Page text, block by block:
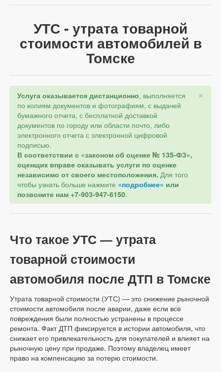
УТС - утрата товарной
стоимости автомобилей в
Томске
×
Услуга оказывается дистанционно, выполняется
по копиям документов и фотографиям, с выдачей
бумажного отчета, с бесплатной доставкой
документов по городу или области почто, либо
электронного отчета с электронной цифровой
подписью.
В соответствии с «законом об оценке № 135-ФЗ»,
оценщик вправе оказывать услуги по оценке
независимо от своего местоположения. Для того
чтобы узнать больше нажмите «подробнее» или
позвоните нам +7-903-947-6150.
Что такое УТС — утрата
товарной стоимости
автомобиля после ДТП в Томске
Утрата товарной стоимости (УТС) — это снижение рыночной
стоимости автомобиля после аварии, даже если все
повреждения были полностью устранены в процессе
ремонта. Факт ДТП фиксируется в истории автомобиля, что
снижает его привлекательность для покупателей и влияет на
рыночную цену при продаже. Поэтому владелец имеет
право на компенсацию за потерю стоимости.